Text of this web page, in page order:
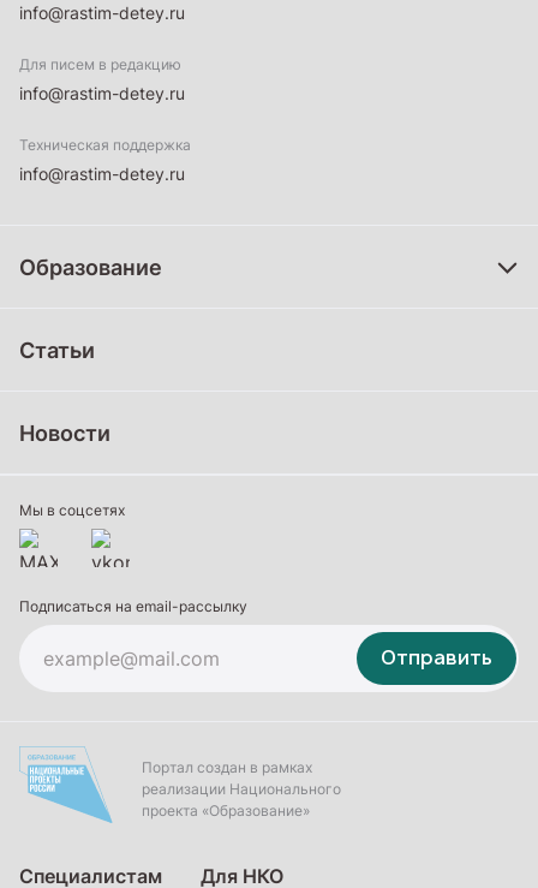
info@rastim-detey.ru
Для писем в редакцию
info@rastim-detey.ru
Техническая поддержка
info@rastim-detey.ru
Образование
Дополнительное образование
Статьи
Новости
Мы в соцсетях
Подписаться на email-рассылку
Отправить
Портал создан в рамках
реализации Национального
проекта «Образование»
Специалистам Для НКО